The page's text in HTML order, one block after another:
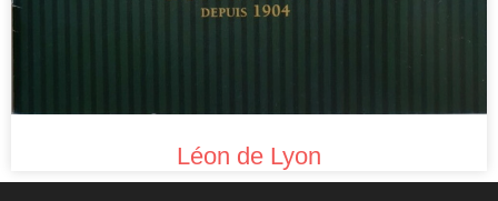
Léon de Lyon